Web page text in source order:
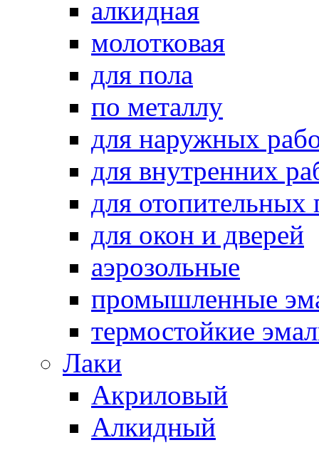
алкидная
молотковая
для пола
по металлу
для наружных
для внутренних
для отопительных
для окон и дверей
аэрозольные
промышленные
термостойкие
Лаки
Акриловый
Алкидный